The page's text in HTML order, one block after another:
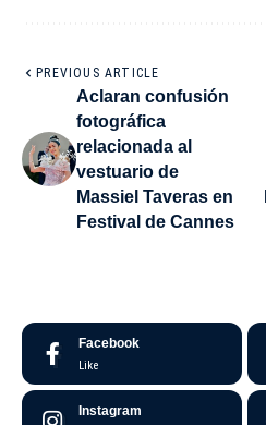
PREVIOUS ARTICLE
Aclaran confusión
fotográfica
relacionada al
vestuario de
Massiel Taveras en
Festival de Cannes
Facebook
Like
Instagram